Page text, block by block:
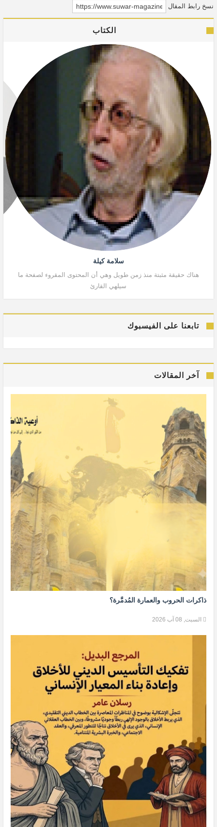
نسخ رابط المقال
الكتاب
سلامة كيلة
هناك حقيقة مثبتة منذ زمن طويل وهي أن المحتوى المقروء لصفحة ما
سيلهي القارئ
تابعنا على الفيسبوك
آخر المقالات
ذاكرات الحروب والعمارة المُدمَّرة؟
السبت, 08 آب 2026